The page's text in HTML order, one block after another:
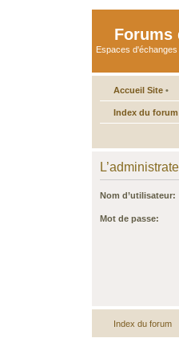
Forums
Espaces
Accueil Site •
Index du forum
Nom d’utilisateur:
Mot de passe:
Index du forum